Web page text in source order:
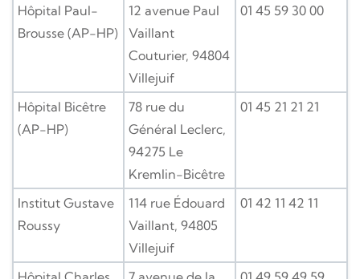
Hôpital Paul-
Brousse (AP-HP)
12 avenue Paul
Vaillant
Couturier, 94804
Villejuif
01 45 59 30 00
Hôpital Bicêtre
(AP-HP)
78 rue du
Général Leclerc,
94275 Le
Kremlin-Bicêtre
01 45 21 21 21
Institut Gustave
Roussy
114 rue Édouard
Vaillant, 94805
Villejuif
01 42 11 42 11